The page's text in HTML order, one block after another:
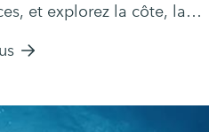
et explorez la côte, la